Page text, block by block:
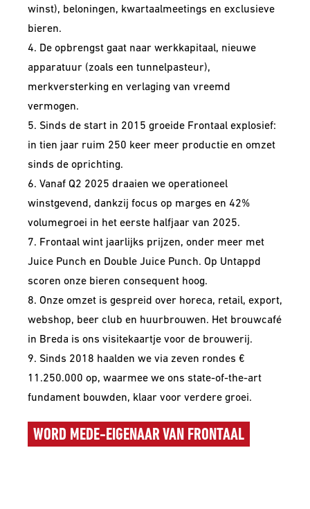
winst), beloningen, kwartaalmeetings en exclusieve
bieren.
4. De opbrengst gaat naar werkkapitaal, nieuwe
apparatuur (zoals een tunnelpasteur),
merkversterking en verlaging van vreemd
vermogen.
5. Sinds de start in 2015 groeide Frontaal explosief:
in tien jaar ruim 250 keer meer productie en omzet
sinds de oprichting.
6. Vanaf Q2 2025 draaien we operationeel
winstgevend, dankzij focus op marges en 42%
volumegroei in het eerste halfjaar van 2025.
7. Frontaal wint jaarlijks prijzen, onder meer met
Juice Punch en Double Juice Punch. Op Untappd
scoren onze bieren consequent hoog.
8. Onze omzet is gespreid over horeca, retail, export,
webshop, beer club en huurbrouwen. Het brouwcafé
in Breda is ons visitekaartje voor de brouwerij.
9. Sinds 2018 haalden we via zeven rondes €
11.250.000 op, waarmee we ons state-of-the-art
fundament bouwden, klaar voor verdere groei.
WORD MEDE-EIGENAAR VAN FRONTAAL